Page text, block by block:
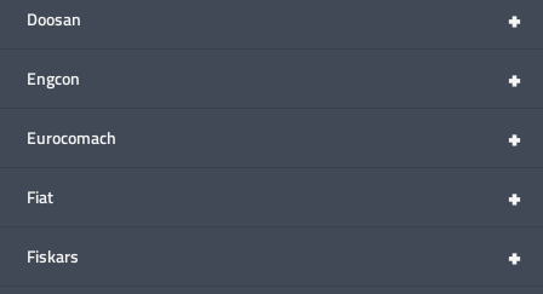
+
Doosan
+
Engcon
+
Eurocomach
+
Fiat
+
Fiskars